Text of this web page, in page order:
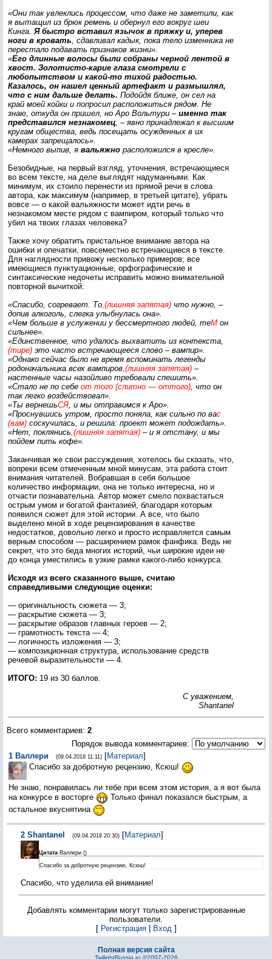
«Они так увлеклись процессом, что даже не заметили, как
я вытащил из брюк ремень и обернул его вокруг шеи
Кинга. Я быстро вставил язычок в пряжку и, уперев
ноги в кровать, сдавливал кадык, пока тело изменника не
перестало подавать признаков жизни».
«Его длинные волосы были собраны черной лентой в
хвост. Золотисто-карие глаза смотрели с
любопытством и какой-то тихой радостью.
Казалось, он нашел ценный артефакт и размышлял,
что с ним дальше делать. Подойдя ближе, он сел на
край моей койки и попросил расположиться рядом. Не
знаю, откуда он пришел, но Аро Вольтури – именно так
представился незнакомец, – явно принадлежал к высшим
кругам общества, ведь посещать осужденных в их
камерах запрещалось».
«Немного выпив, я вальяжно расположился в кресле».
Безобидные, на первый взгляд, уточнения, встречающиеся
во всем тексте, на деле выглядят надуманными. Как
минимум, их стоило перенести из прямой речи в слова
автора, как максимум (например, в третьей цитате), убрать
вовсе — о какой вальяжности может идти речь в
незнакомом месте рядом с вампиром, который только что
убил на твоих глазах человека?
Также хочу обратить пристальное внимание автора на
ошибки и опечатки, повсеместно встречающиеся в тексте.
Для наглядности привожу несколько примеров; все
имеющиеся пунктуационные, орфографические и
синтаксические недочеты исправить можно внимательной
повторной вычиткой:
«Спасибо, согревает. То,(лишняя запятая) что нужно, –
допив алкоголь, слегка улыбнулась она».
«Чем больше в услужении у бессмертного людей, теМ он
сильнее».
«Единственное, что удалось выхватить из контекста,
(тире) это часто встречающееся слово – вампир».
«Однако сейчас было не время вспоминать легенды
родоначальника всех вампиров,(лишняя запятая) –
настенные часы назойливо требовали спешить».
«Стало не по себе от того (слитно — оттого), что он
так легко воздействовал».
«Ты вернешьСЯ, и мы отправимся к Аро».
«Проснувшись утром, просто поняла, как сильно по вас
(вам) соскучилась, и решила: проект может подождать».
«Нет, поклянись,(лишняя запятая) – и я отстану, и мы
пойдем пить кофе».
Заканчивая же свои рассуждения, хотелось бы сказать, что,
вопреки всем отмеченным мной минусам, эта работа стоит
внимания читателей. Вобравшая в себя большое
количество информации, она не только интересна, но и
отчасти познавательна. Автор может смело похвастаться
острым умом и богатой фантазией, благодаря которым
появился сюжет для этой истории. А все, что было
выделено мной в ходе рецензирования в качестве
недостатков, довольно легко и просто исправляется самым
верным способом — расширением рамок фанфика. Ведь не
секрет, что это беда многих историй, чьи широкие идеи не
до конца уместились в узкие рамки какого-либо конкурса.
Исходя из всего сказанного выше, считаю
справедливыми следующие оценки:
— оригинальность сюжета — 3;
— раскрытие сюжета — 3;
— раскрытие образов главных героев — 2;
— грамотность текста — 4;
— логичность изложения — 3;
— композиционная структура, использование средств
речевой выразительности — 4.
ИТОГО: 19 из 30 баллов.
С уважением,
Shantanel
Всего комментариев: 2
Порядок вывода комментариев:
1 Валлери (09.04.2018 11:11) [Материал]
Спасибо за добротную рецензию, Ксюш!
Не знаю, понравилась ли тебе при всем этом история, а я вот была
на конкурсе в восторге
Только финал показался быстрым, а
остальное вкуснятина
2 Shantanel (09.04.2018 20:30) [Материал]
Цитата Валлери ()
Спасибо за добротную рецензию, Ксюш!
Спасибо, что уделила ей внимание!
Добавлять комментарии могут только зарегистрированные
пользователи.
[ Регистрация| Вход]
Полная версия сайта
TwilightRussia.ru ©2007-2026